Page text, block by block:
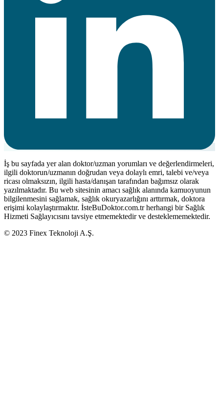
İş bu sayfada yer alan doktor/uzman yorumları ve değerlendirmeleri,
ilgili doktorun/uzmanın doğrudan veya dolaylı emri, talebi ve/veya
ricası olmaksızın, ilgili hasta/danışan tarafından bağımsız olarak
yazılmaktadır. Bu web sitesinin amacı sağlık alanında kamuoyunun
bilgilenmesini sağlamak, sağlık okuryazarlığını arttırmak, doktora
erişimi kolaylaştırmaktır. İsteBuDoktor.com.tr herhangi bir Sağlık
Hizmeti Sağlayıcısını tavsiye etmemektedir ve desteklememektedir.
© 2023 Finex Teknoloji A.Ş.